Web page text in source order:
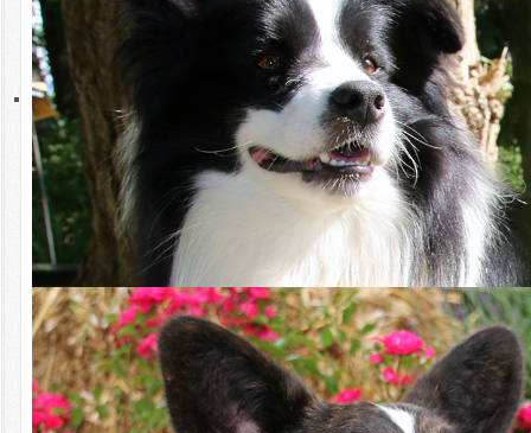
Pressemeldung vom 8.10.2024 -
Welthundetag am 10. Oktober 2024
Dackelverbot durch die Hintertür
Am Welthundetag feiern wir eines der beliebtesten Haustiere: Der
Hund bereichert das Leben der Menschen. Allein in Deutschland
leben 10,5 Millionen Hunde, die zweitgrößte Hundepopulation in
Europa. Sei es als Familien- oder Diensthund – Hunde sind wichtige
Sozialpartner in unserer Gesellschaft und übernehmen als Polizei-,
Rettungs- oder Assistenzhunde vielfältige Aufgaben.